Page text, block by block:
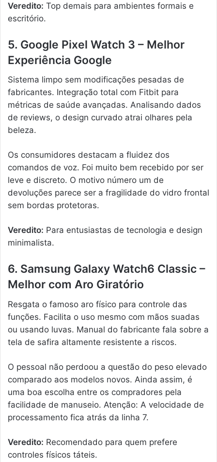
Veredito: Top demais para ambientes formais e
escritório.
5. Google Pixel Watch 3 – Melhor
Experiência Google
Sistema limpo sem modificações pesadas de
fabricantes. Integração total com Fitbit para
métricas de saúde avançadas. Analisando dados
de reviews, o design curvado atrai olhares pela
beleza.
Os consumidores destacam a fluidez dos
comandos de voz. Foi muito bem recebido por ser
leve e discreto. O motivo número um de
devoluções parece ser a fragilidade do vidro frontal
sem bordas protetoras.
Veredito: Para entusiastas de tecnologia e design
minimalista.
6. Samsung Galaxy Watch6 Classic –
Melhor com Aro Giratório
Resgata o famoso aro físico para controle das
funções. Facilita o uso mesmo com mãos suadas
ou usando luvas. Manual do fabricante fala sobre a
tela de safira altamente resistente a riscos.
O pessoal não perdoou a questão do peso elevado
comparado aos modelos novos. Ainda assim, é
uma boa escolha entre os compradores pela
facilidade de manuseio. Atenção: A velocidade de
processamento fica atrás da linha 7.
Veredito: Recomendado para quem prefere
controles físicos táteis.